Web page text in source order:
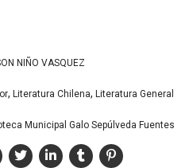
NIÑO VASQUEZ
, Literatura Chilena, Literatura General
Municipal Galo Sepúlveda Fuentes